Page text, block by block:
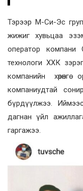
Тэрээр М-Си-Эс
жижиг хувьцаа
оператор
технологи ХХК
компанийн
компаниудтай
бүрдүүлжээ. Иймээс
дагнан үйл
гаргажээ.